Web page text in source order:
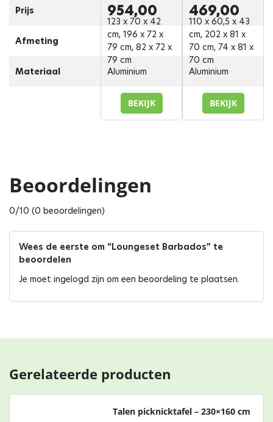
Prijs
Afmeting
Materiaal
954,00
123 x 70 x 42
cm, 196 x 72 x
79 cm, 82 x 72 x
79 cm
Aluminium
BEKIJK
469,00
110 x 60,5 x 43
cm, 202 x 81 x
70 cm, 74 x 81 x
70 cm
Aluminium
BEKIJK
Beoordelingen
0/10 (0 beoordelingen)
Wees de eerste om “Loungeset Barbados” te
beoordelen
Je moet ingelogd zijn om een beoordeling te plaatsen.
Gerelateerde producten
Talen picknicktafel – 230×160 cm